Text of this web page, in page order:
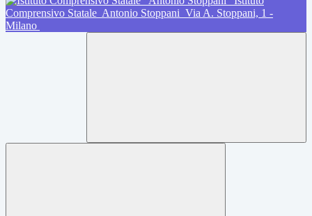
Comprensivo Statale Antonio Stoppani Via A. Stoppani, 1 -
Milano